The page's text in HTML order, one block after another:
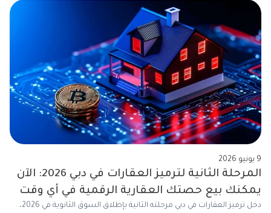
9 يونيو 2026
المرحلة الثانية لترميز العقارات في دبي 2026: الآن
يمكنك بيع حصتك العقارية الرقمية في أي وقت
دخل ترميز العقارات في دبي مرحلته الثانية بإطلاق السوق الثانوية في 2026،